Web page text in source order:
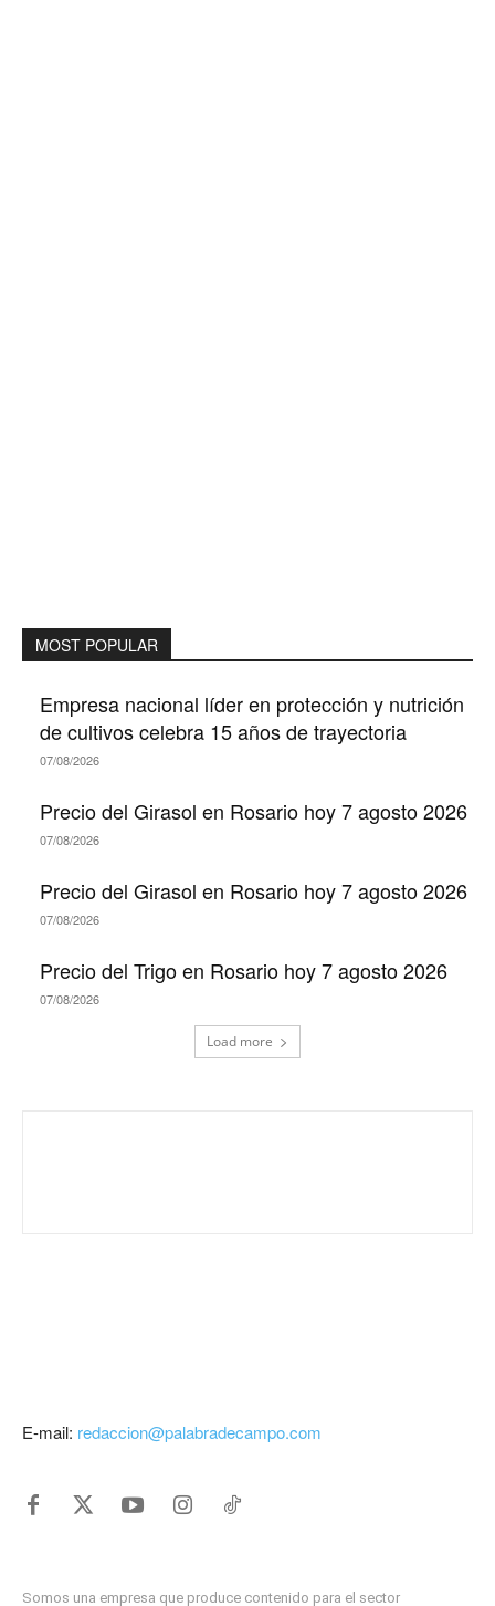
MOST POPULAR
Empresa nacional líder en protección y nutrición
de cultivos celebra 15 años de trayectoria
07/08/2026
Precio del Girasol en Rosario hoy 7 agosto 2026
07/08/2026
Precio del Girasol en Rosario hoy 7 agosto 2026
07/08/2026
Precio del Trigo en Rosario hoy 7 agosto 2026
07/08/2026
Load more
E-mail: redaccion@palabradecampo.com
Somos una empresa que produce contenido para el sector